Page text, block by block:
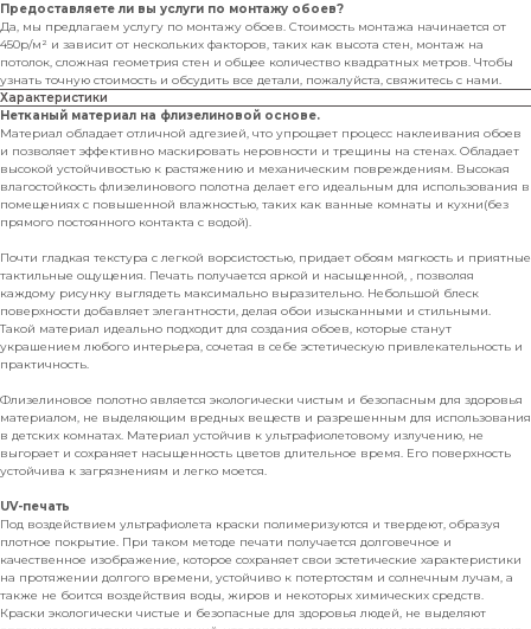
Предоставляете ли вы услуги по монтажу обоев?
Да, мы предлагаем услугу по монтажу обоев. Стоимость монтажа начинается от
450р/м² и зависит от нескольких факторов, таких как высота стен, монтаж на
потолок, сложная геометрия стен и общее количество квадратных метров. Чтобы
узнать точную стоимость и обсудить все детали, пожалуйста, свяжитесь с нами.
Характеристики
Нетканый материал на флизелиновой основе.
Материал обладает отличной адгезией, что упрощает процесс наклеивания обоев
и позволяет эффективно маскировать неровности и трещины на стенах. Обладает
высокой устойчивостью к растяжению и механическим повреждениям. Высокая
влагостойкость флизелинового полотна делает его идеальным для использования в
помещениях с повышенной влажностью, таких как ванные комнаты и кухни(без
прямого постоянного контакта с водой).
Почти гладкая текстура с легкой ворсистостью, придает обоям мягкость и приятные
тактильные ощущения. Печать получается яркой и насыщенной, , позволяя
каждому рисунку выглядеть максимально выразительно. Небольшой блеск
поверхности добавляет элегантности, делая обои изысканными и стильными.
Такой материал идеально подходит для создания обоев, которые станут
украшением любого интерьера, сочетая в себе эстетическую привлекательность и
практичность.
Флизелиновое полотно является экологически чистым и безопасным для здоровья
материалом, не выделяющим вредных веществ и разрешенным для использования
в детских комнатах. Материал устойчив к ультрафиолетовому излучению, не
выгорает и сохраняет насыщенность цветов длительное время. Его поверхность
устойчива к загрязнениям и легко моется.
UV-печать
Под воздействием ультрафиолета краски полимеризуются и твердеют, образуя
плотное покрытие. При таком методе печати получается долговечное и
качественное изображение, которое сохраняет свои эстетические характеристики
на протяжении долгого времени, устойчиво к потертостям и солнечным лучам, а
также не боится воздействия воды, жиров и некоторых химических средств.
Краски экологически чистые и безопасные для здоровья людей, не выделяют